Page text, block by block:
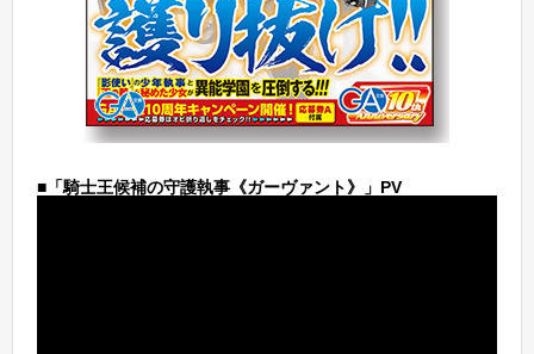
■「騎士王候補の守護執事《ガーヴァント》」PV